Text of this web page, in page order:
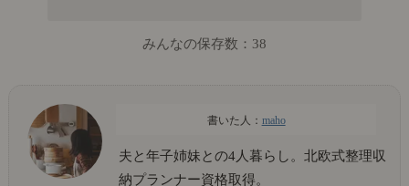
みんなの保存数： 38
maho
夫と年子姉妹との4人暮らし。北欧式整理収
納プランナー資格取得。